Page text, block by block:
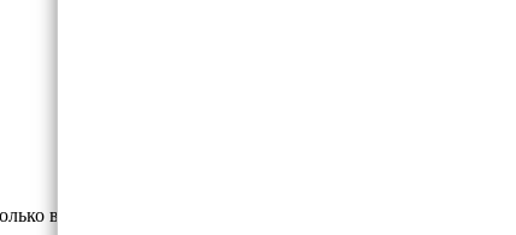
высококлассные материалы.